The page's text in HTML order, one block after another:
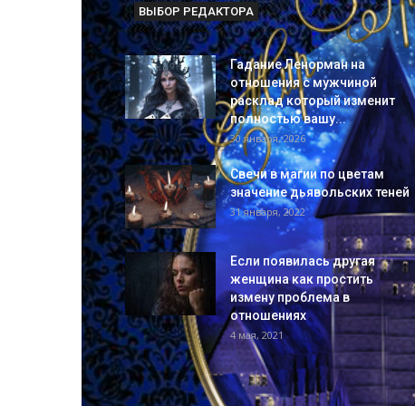
ВЫБОР РЕДАКТОРА
Гадание Ленорман на
отношения с мужчиной
расклад который изменит
полностью вашу...
30 января, 2026
Свечи в магии по цветам
значение дьявольских теней
31 января, 2022
Если появилась другая
женщина как простить
измену проблема в
отношениях
4 мая, 2021